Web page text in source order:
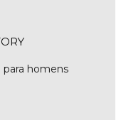
para homens